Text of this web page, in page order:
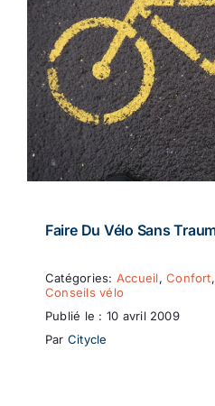
Faire Du Vélo Sans
Catégories: Accueil,Confort
Conseils vélo
Publié le : 10 avril 2009
Par Citycle